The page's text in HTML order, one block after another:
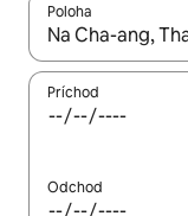
Poloha
Keď budú
Príchod
Odchod